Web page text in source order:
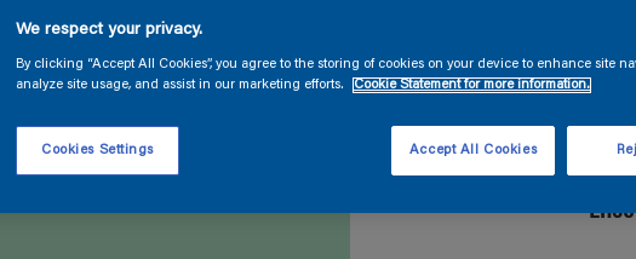
We respect your privacy.
By clicking “Accept All Cookies”, you agree to the storing of cookies on your device to enhance site
analyze site usage, and assist in our marketing efforts.
Cookie Statement for more information.
Cookies Settings Accept All Cookies